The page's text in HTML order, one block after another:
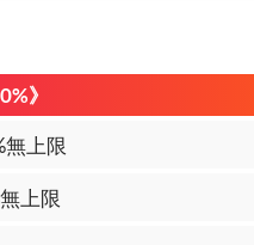
》
無上限
上限